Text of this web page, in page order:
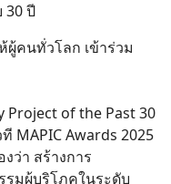
30 ปี
ผู้คนทั่วโลก เข้าร่วม
Project of the Past 30
MAPIC Awards 2025
ว่า สร้างการ
มผู้บริโภคในระดับ